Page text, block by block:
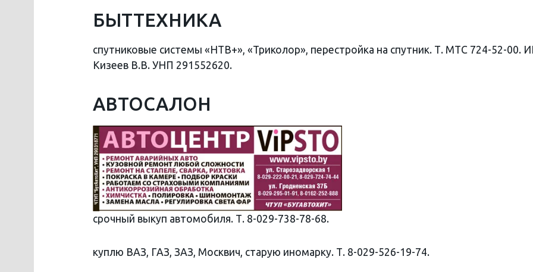
БЫТТЕХНИКА
спутниковые системы «НТВ+», «Триколор», перестройка на спутник. Т. МТС 724-52-00.
Кизеев В.В. УНП 291552620.
АВТОСАЛОН
срочный выкуп автомобиля. Т. 8-029-738-78-68.
куплю ВАЗ, ГАЗ, ЗАЗ, Москвич, старую иномарку. Т. 8-029-526-19-74.